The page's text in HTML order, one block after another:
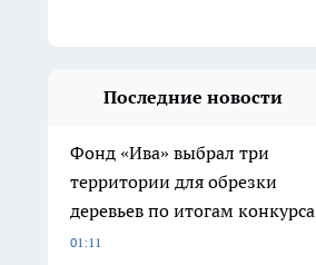
Последние новости
Фонд «Ива» выбрал три
территории для обрезки
деревьев по итогам конкурса
01:11